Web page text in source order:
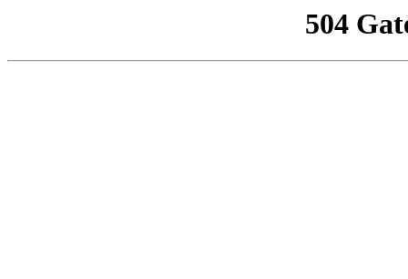
504